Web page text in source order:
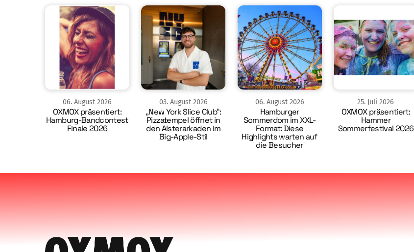
06. August 2026
OXMOX präsentiert:
Hamburg-Bandcontest
Finale 2026
03. August 2026
„New York Slice Club“:
Pizzatempel öffnet in
den Alsterarkaden im
Big-Apple-Stil
06. August 2026
Hamburger
Sommerdom im XXL-
Format: Diese
Highlights warten auf
die Besucher
25. Juli 2026
OXMOX präsentiert:
Hammer
Sommerfestival 2026